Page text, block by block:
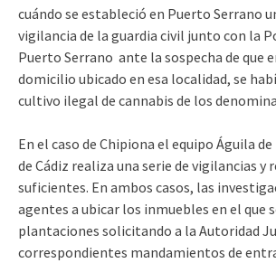
cuándo se estableció en Puerto Serrano
vigilancia de la guardia civil junto con la
Puerto Serrano ante la sospecha de que
domicilio ubicado en esa localidad, se
cultivo ilegal de cannabis de los
En el caso de Chipiona el equipo Águila
de Cádiz realiza una serie de vigilancias y
suficientes. En ambos casos, las
agentes a ubicar los inmuebles en el que
plantaciones solicitando a la Autoridad
correspondientes mandamientos de